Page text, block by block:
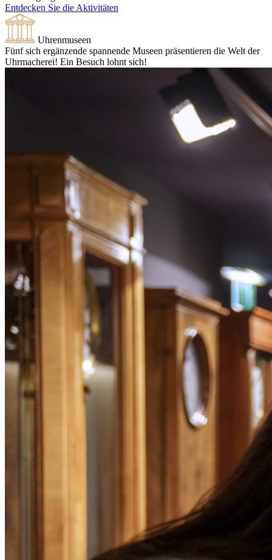
Entdecken Sie die Aktivitäten
Uhrenmuseen
Fünf sich ergänzende spannende Museen präsentieren die Welt der
Uhrmacherei! Ein Besuch lohnt sich!